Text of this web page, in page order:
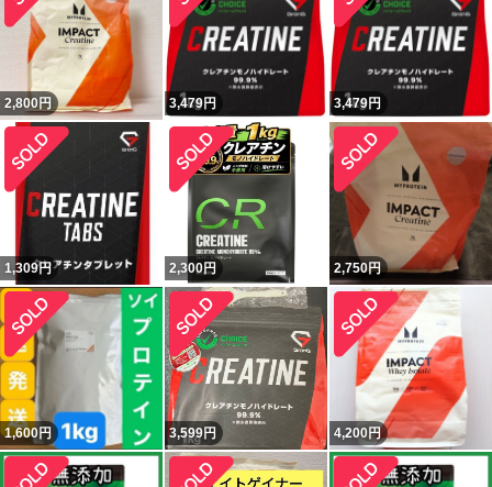
2,800円 3,479円 3,479円
1,309円 2,300円 2,750円
1,600円 3,599円 4,200円